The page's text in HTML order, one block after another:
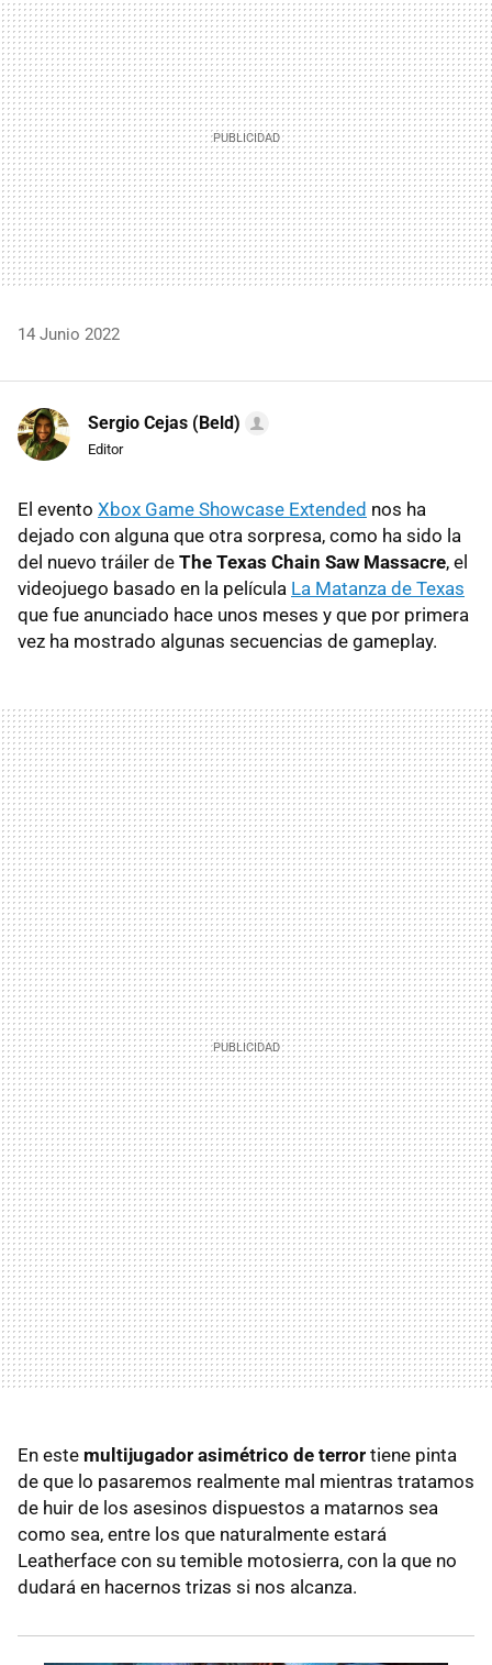
MAIL
14 Junio 2022
Sergio Cejas (Beld)
Editor
El evento Xbox Game Showcase Extended nos ha
dejado con alguna que otra sorpresa, como ha sido la
del nuevo tráiler de The Texas Chain Saw Massacre, el
videojuego basado en la película La Matanza de Texas
que fue anunciado hace unos meses y que por primera
vez ha mostrado algunas secuencias de gameplay.
En este multijugador asimétrico de terror tiene pinta
de que lo pasaremos realmente mal mientras tratamos
de huir de los asesinos dispuestos a matarnos sea
como sea, entre los que naturalmente estará
Leatherface con su temible motosierra, con la que no
dudará en hacernos trizas si nos alcanza.